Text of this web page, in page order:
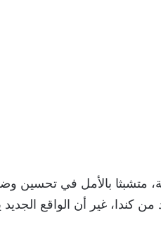
بالأمل في تحسين
من كندا، غير أن الواقع